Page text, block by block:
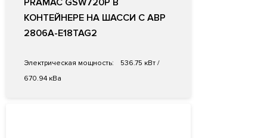
PRAMAC GSW720P В
КОНТЕЙНЕРЕ НА ШАССИ С АВР
2806A-E18TAG2
Электрическая мощность:
536.75 кВт /
670.94 кВа